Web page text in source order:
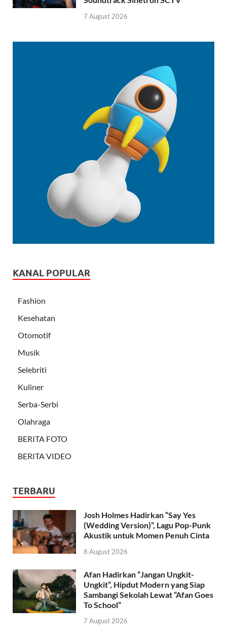
7 August 2026
KANAL POPULAR
Fashion
Kesehatan
Otomotif
Musik
Selebriti
Kuliner
Serba-Serbi
Olahraga
BERITA FOTO
BERITA VIDEO
TERBARU
Josh Holmes Hadirkan “Say Yes
(Wedding Version)”, Lagu Pop-Punk
Akustik untuk Momen Penuh Cinta
8 August 2026
Afan Hadirkan “Jangan Ungkit-
Ungkit”, Hipdut Modern yang Siap
Sambangi Sekolah Lewat “Afan Goes
To School”
7 August 2026